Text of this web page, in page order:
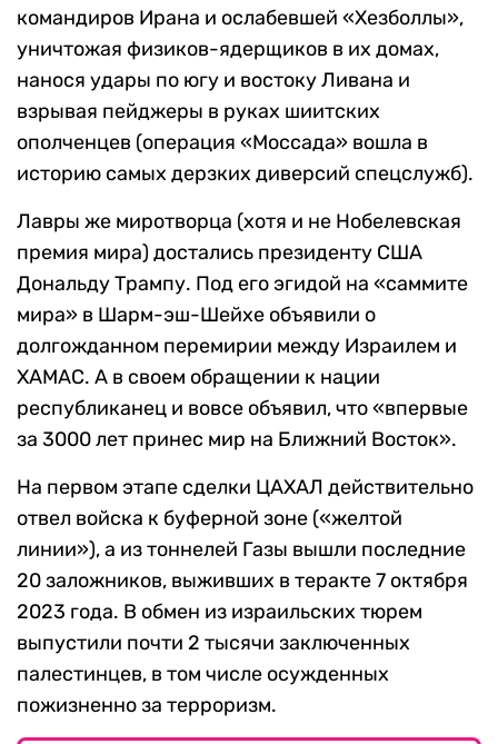
командиров Ирана и ослабевшей «Хезболлы»,
уничтожая физиков-ядерщиков в их домах,
нанося удары по югу и востоку Ливана и
взрывая пейджеры в руках шиитских
ополченцев (операция «Моссада» вошла в
историю самых дерзких диверсий спецслужб).
Лавры же миротворца (хотя и не Нобелевская
премия мира) достались президенту США
Дональду Трампу. Под его эгидой на «саммите
мира» в Шарм-эш-Шейхе объявили о
долгожданном перемирии между Израилем и
ХАМАС. А в своем обращении к нации
республиканец и вовсе объявил, что «впервые
за 3000 лет принес мир на Ближний Восток».
На первом этапе сделки ЦАХАЛ действительно
отвел войска к буферной зоне («желтой
линии»), а из тоннелей Газы вышли последние
20 заложников, выживших в теракте 7 октября
2023 года. В обмен из израильских тюрем
выпустили почти 2 тысячи заключенных
палестинцев, в том числе осужденных
пожизненно за терроризм.